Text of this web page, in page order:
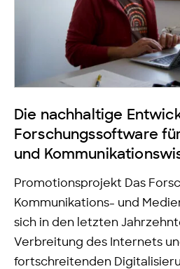
Die nachhaltige
Forschungssoftware
und
Promotionsprojekt Das
Kommunikations- und
sich in den letzten
Verbreitung des Internets
fortschreitenden